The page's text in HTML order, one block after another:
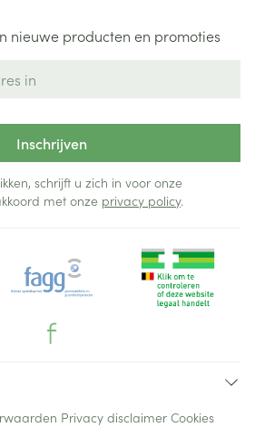
nieuwe producten en promoties
Inschrijven
schrijft u zich in voor onze
met onze privacy policy.
Privacy disclaimer Cookies